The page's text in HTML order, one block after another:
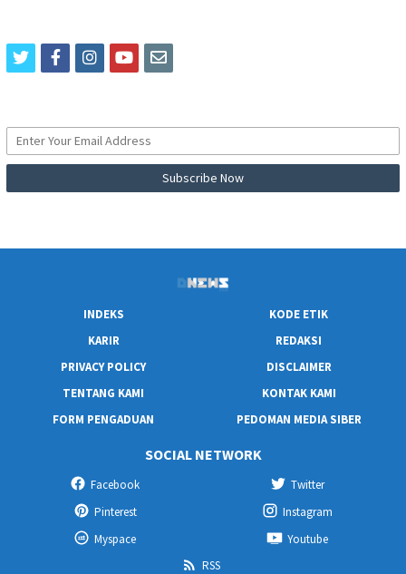
twitterfacebookinstagram
youtubeemail
INDEKS
KODE ETIK
KARIR
REDAKSI
PRIVACY POLICY
DISCLAIMER
TENTANG KAMI
KONTAK KAMI
FORM PENGADUAN
PEDOMAN MEDIA SIBER
SOCIAL NETWORK
Facebook
Twitter
Pinterest
Instagram
Myspace
Youtube
RSS